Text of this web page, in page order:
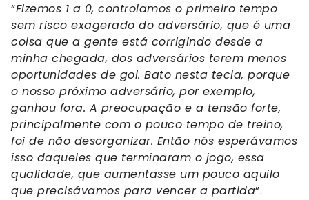
“Fizemos 1 a 0, controlamos o primeiro tempo
sem risco exagerado do adversário, que é uma
coisa que a gente está corrigindo desde a
minha chegada, dos adversários terem menos
oportunidades de gol. Bato nesta tecla, porque
o nosso próximo adversário, por exemplo,
ganhou fora. A preocupação e a tensão forte,
principalmente com o pouco tempo de treino,
foi de não desorganizar. Então nós esperávamos
isso daqueles que terminaram o jogo, essa
qualidade, que aumentasse um pouco aquilo
que precisávamos para vencer a partida”.